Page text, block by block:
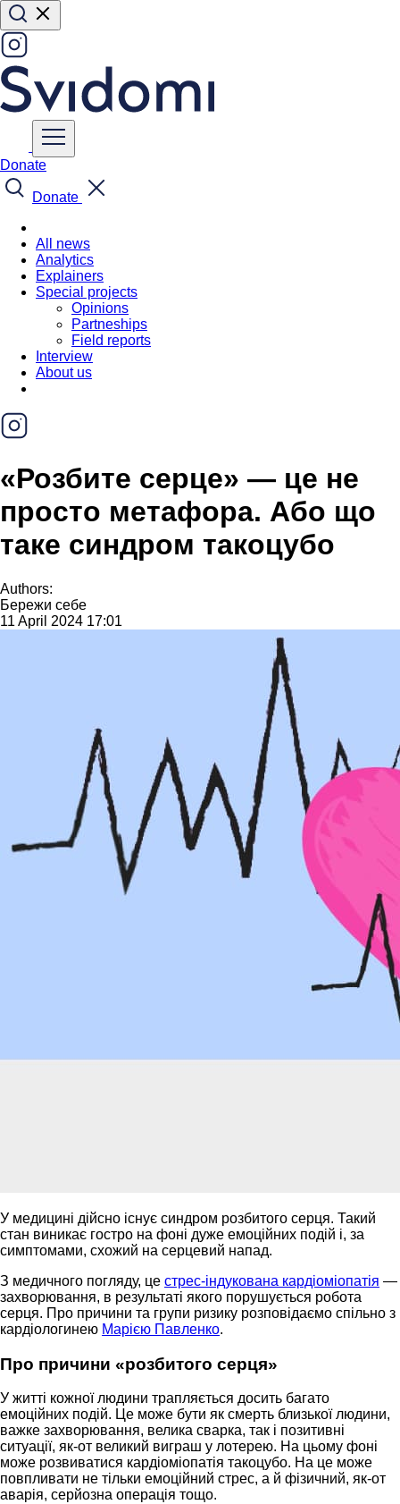
Donate
Donate
All news
Analytics
Explainers
Special projects
Opinions
Partneships
Field reports
Interview
About us
«Розбите серце» — це не
просто метафора. Або що
таке синдром такоцубо
Authors:
Бережи себе
11 April 2024 17:01
У медицині дійсно існує синдром розбитого серця. Такий
стан виникає гостро на фоні дуже емоційних подій і, за
симптомами, схожий на серцевий напад.
З медичного погляду, це стрес-індукована кардіоміопатія —
захворювання, в результаті якого порушується робота
серця. Про причини та групи ризику розповідаємо спільно з
кардіологинею Марією Павленко.
Про причини «розбитого серця»
У житті кожної людини трапляється досить багато
емоційних подій. Це може бути як смерть близької людини,
важке захворювання, велика сварка, так і позитивні
ситуації, як-от великий виграш у лотерею. На цьому фоні
може розвиватися кардіоміопатія такоцубо. На це може
повпливати не тільки емоційний стрес, а й фізичний, як-от
аварія, серйозна операція тощо.